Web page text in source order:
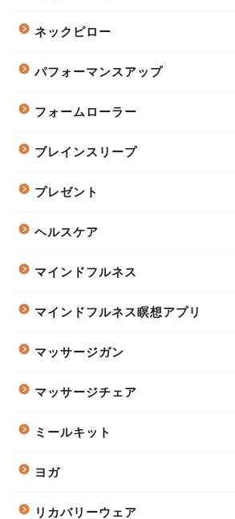
ネックピロー
パフォーマンスアップ
フォームローラー
ブレインスリープ
プレゼント
ヘルスケア
マインドフルネス
マインドフルネス瞑想アプリ
マッサージガン
マッサージチェア
ミールキット
ヨガ
リカバリーウェア